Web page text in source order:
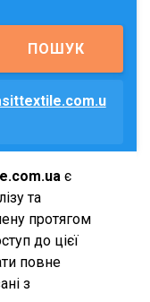
ПОШУК
є
та
протягом
до цієї
повне
з